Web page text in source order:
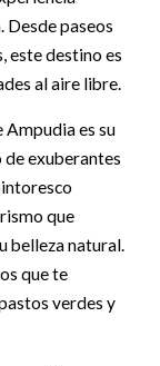
Desde paseos
este destino es
al aire libre.
Ampudia es su
exuberantes
que
belleza natural.
que te
verdes y